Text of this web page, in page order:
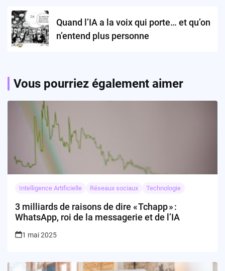
Quand l’IA a la voix qui porte… et qu’on
n’entend plus personne
Vous pourriez également aimer
Intelligence Artificielle Réseaux sociaux Technologie
3 milliards de raisons de dire « Tchapp » :
WhatsApp, roi de la messagerie et de l’IA
1 mai 2025